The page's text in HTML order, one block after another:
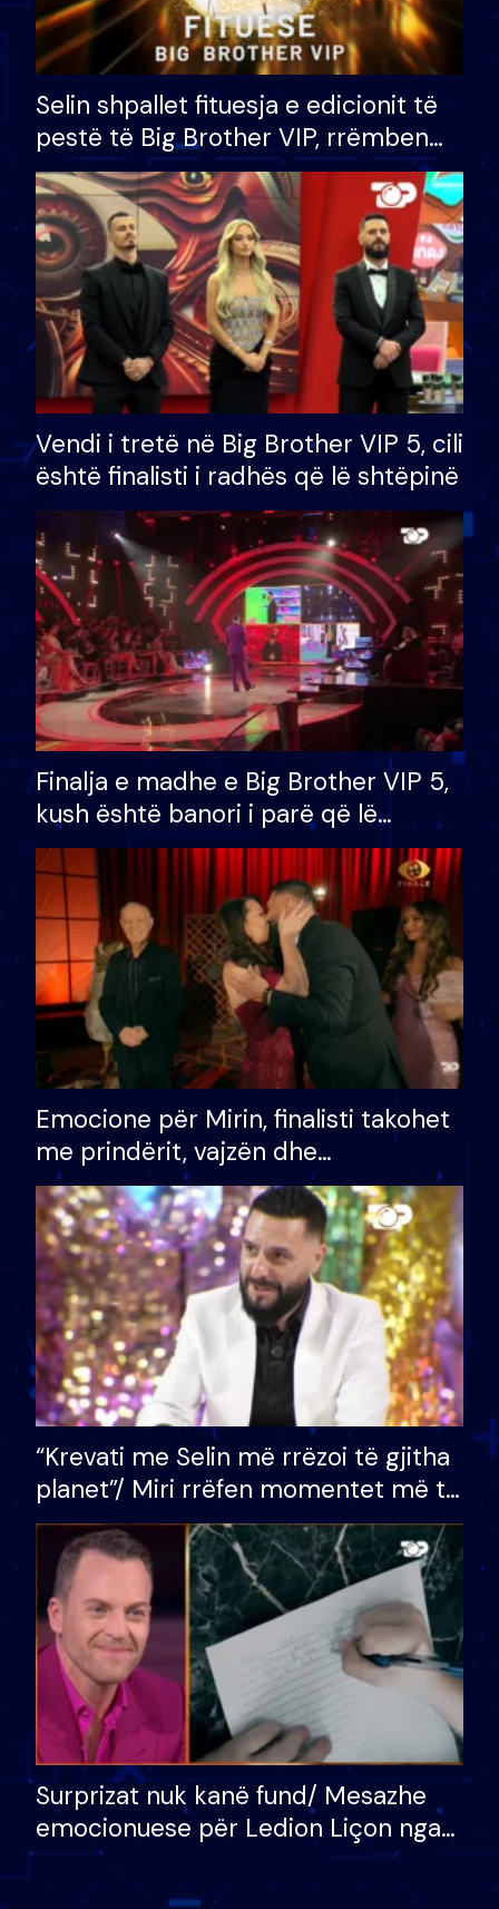
Selin shpallet fituesja e edicionit të
pestë të Big Brother VIP, rrëmben
çmimin e madh prej 100 mijë eurosh
Vendi i tretë në Big Brother VIP 5, cili
është finalisti i radhës që lë shtëpinë
Finalja e madhe e Big Brother VIP 5,
kush është banori i parë që lë
shtëpinë dhe humb mundësinë për
të fituar çmimin e madh
Emocione për Mirin, finalisti takohet
me prindërit, vajzën dhe
bashkëshorten: S’kemi ndonjë letër
divorci apo jo?
“Krevati me Selin më rrëzoi të gjitha
planet”/ Miri rrëfen momentet më të
bukura në shtëpinë e BB VIP: Do më
mungojë zilja e mëngjesit kur…
Surprizat nuk kanë fund/ Mesazhe
emocionuese për Ledion Liçon nga
nëna dhe fëmijët e tij, moderatori
nuk i mban dot lotët: Nuk meritoj…